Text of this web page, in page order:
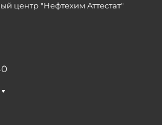
центр "Нефтехим Аттестат"